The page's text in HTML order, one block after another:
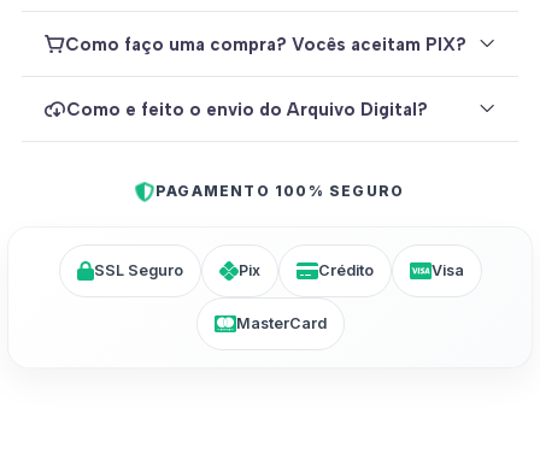
Como faço uma compra? Vocês aceitam PIX?
Como e feito o envio do Arquivo Digital?
PAGAMENTO 100% SEGURO
SSL Seguro Pix Crédito Visa
MasterCard